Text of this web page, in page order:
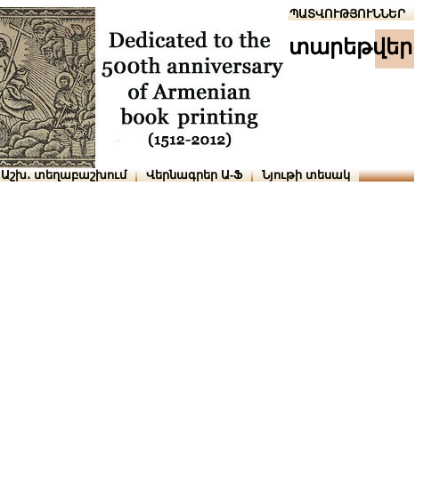
ՆԱԽԱՊԱՏՎՈՒԹՅՈՒՆՆԵՐ
տարեթվեր
Աշխ․ տեղաբաշխում Վերնագրեր Ա-Ֆ Նյութի տեսակ